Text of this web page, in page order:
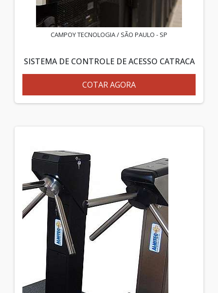
CAMPOY TECNOLOGIA / SÃO PAULO - SP
SISTEMA DE CONTROLE DE ACESSO CATRACA
COTAR AGORA